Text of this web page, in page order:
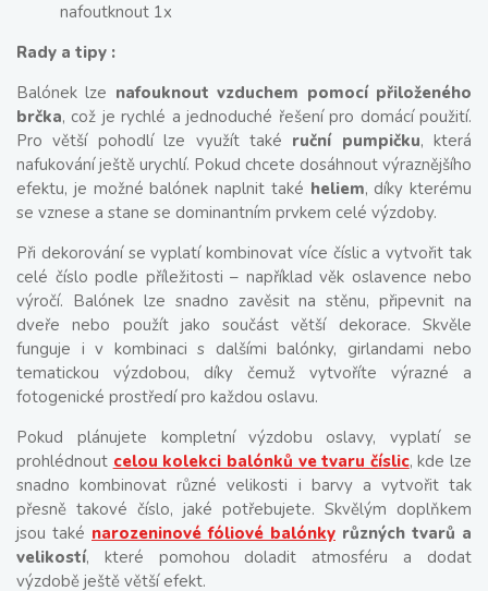
nafoutknout 1x
Rady a tipy :
Balónek lze nafouknout vzduchem pomocí přiloženého
brčka, což je rychlé a jednoduché řešení pro domácí použití.
Pro větší pohodlí lze využít také ruční pumpičku, která
nafukování ještě urychlí. Pokud chcete dosáhnout výraznějšího
efektu, je možné balónek naplnit také heliem, díky kterému
se vznese a stane se dominantním prvkem celé výzdoby.
Při dekorování se vyplatí kombinovat více číslic a vytvořit tak
celé číslo podle příležitosti – například věk oslavence nebo
výročí. Balónek lze snadno zavěsit na stěnu, připevnit na
dveře nebo použít jako součást větší dekorace. Skvěle
funguje i v kombinaci s dalšími balónky, girlandami nebo
tematickou výzdobou, díky čemuž vytvoříte výrazné a
fotogenické prostředí pro každou oslavu.
Pokud plánujete kompletní výzdobu oslavy, vyplatí se
prohlédnout celou kolekci balónků ve tvaru číslic, kde lze
snadno kombinovat různé velikosti i barvy a vytvořit tak
přesně takové číslo, jaké potřebujete. Skvělým doplňkem
jsou také narozeninové fóliové balónky různých tvarů a
velikostí, které pomohou doladit atmosféru a dodat
výzdobě ještě větší efekt.